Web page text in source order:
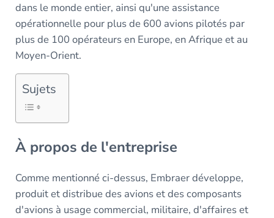
dans le monde entier, ainsi qu'une assistance
opérationnelle pour plus de 600 avions pilotés par
plus de 100 opérateurs en Europe, en Afrique et au
Moyen-Orient.
Sujets
À propos de l'entreprise
Comme mentionné ci-dessus, Embraer développe,
produit et distribue des avions et des composants
d'avions à usage commercial, militaire, d'affaires et